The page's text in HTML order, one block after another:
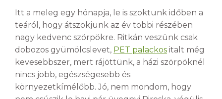
Itt a meleg egy hónapja, le is szoktunk időben a
teáról, hogy átszokjunk az év többi részében
nagy kedvenc szörpökre. Ritkán veszünk csak
dobozos gyümölcslevet, PET palackos italt még
kevesebbszer, mert rájöttünk, a házi szörpöknél
nincs jobb, egészségesebb és
környezetkímélőbb. Jó, nem mondom, hogy